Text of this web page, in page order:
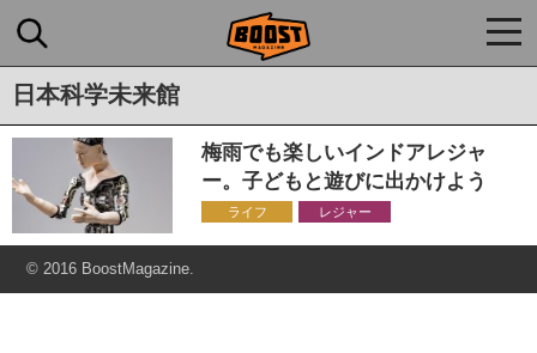
日本科学未来館
梅雨でも楽しいインドアレジャ
ー。子どもと遊びに出かけよう
ライフ レジャー
© 2016 BoostMagazine.